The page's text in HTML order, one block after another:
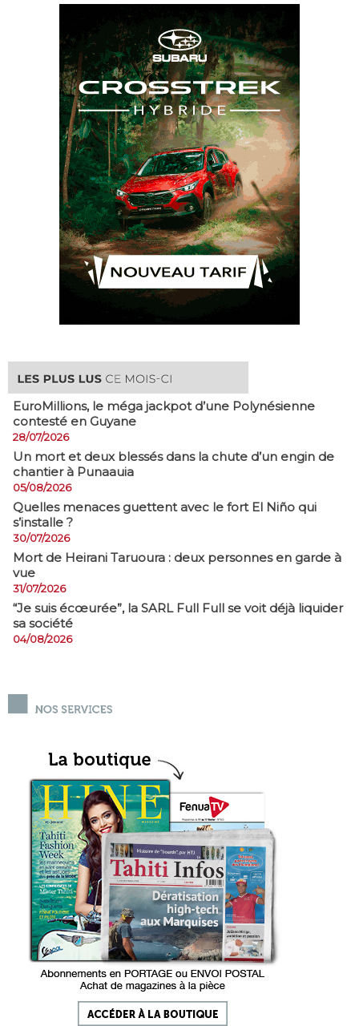
EuroMillions, ​le méga jackpot d’une Polynésienne
contesté en Guyane
28/07/2026
​Un mort et deux blessés dans la chute d’un engin de
chantier à Punaauia
05/08/2026
Quelles menaces guettent avec le fort El Niño qui
s’installe ?
30/07/2026
Mort de Heirani Taruoura : deux personnes en garde à
vue
31/07/2026
​“Je suis écœurée”, la SARL Full Full se voit déjà liquider
sa société
04/08/2026